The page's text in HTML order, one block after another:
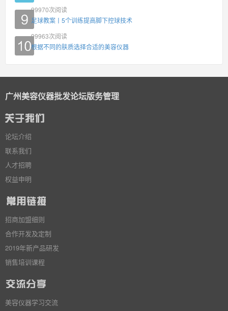
99970次阅读
足球教案丨5个训练提高脚下控球技术
99963次阅读
根据不同的肤质选择合适的美容仪器
广州美容仪器批发论坛版务管理
论坛介绍
联系我们
人才招聘
权益申明
招商加盟细则
合作开发及定制
2019年新产品研发
销售培训课程
美容仪器学习交流